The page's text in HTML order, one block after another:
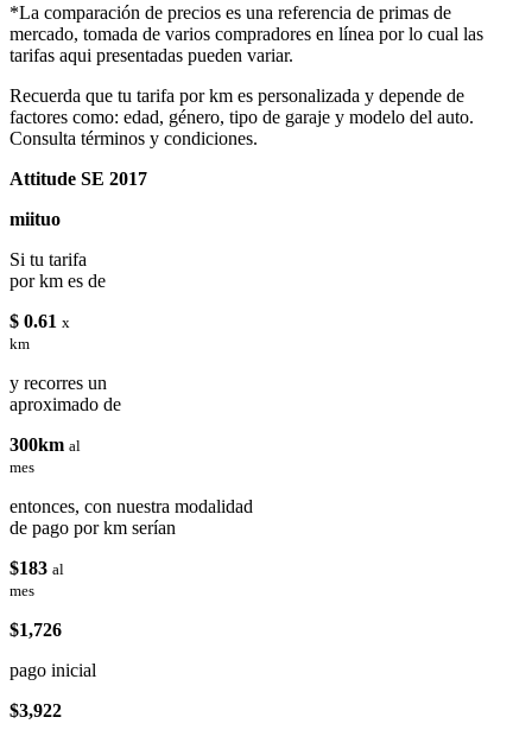
*La comparación de precios es una referencia de primas de
mercado, tomada de varios compradores en línea por lo cual las
tarifas aqui presentadas pueden variar.
Recuerda que tu tarifa por km es personalizada y depende de
factores como: edad, género, tipo de garaje y modelo del auto.
Consulta términos y condiciones.
Attitude SE 2017
miituo
Si tu tarifa
por km es de
$ 0.61 x
km
y recorres un
aproximado de
300km al
mes
entonces, con nuestra modalidad
de pago por km serían
$183 al
mes
$1,726
pago inicial
$3,922